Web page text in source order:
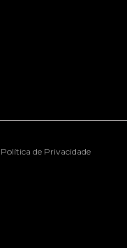
Política de Privacidade